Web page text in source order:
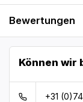
Bewertungen
Können wir
+31